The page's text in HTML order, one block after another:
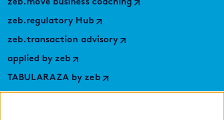
zeb.move business coaching
zeb.regulatory Hub
zeb.transaction advisory
applied by zeb
TABULARAZA by zeb